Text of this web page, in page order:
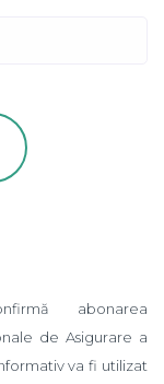
abonarea
de Asigurare a
va fi utilizat